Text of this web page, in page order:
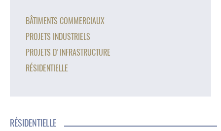
BÂTIMENTS COMMERCIAUX
PROJETS INDUSTRIELS
PROJETS D'INFRASTRUCTURE
RÉSIDENTIELLE
RÉSIDENTIELLE